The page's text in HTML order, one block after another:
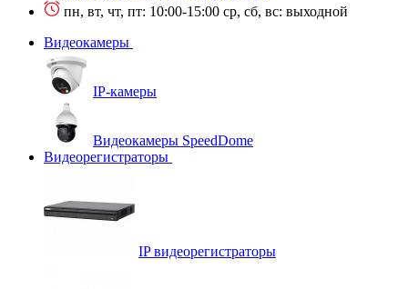
пн, вт, чт, пт: 10:00-15:00 ср, сб, вс: выходной
Видеокамеры
IP-камеры
Видеокамеры SpeedDome
Видеорегистраторы
IP видеорегистраторы